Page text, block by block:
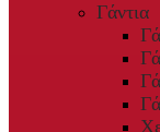
Γάντια